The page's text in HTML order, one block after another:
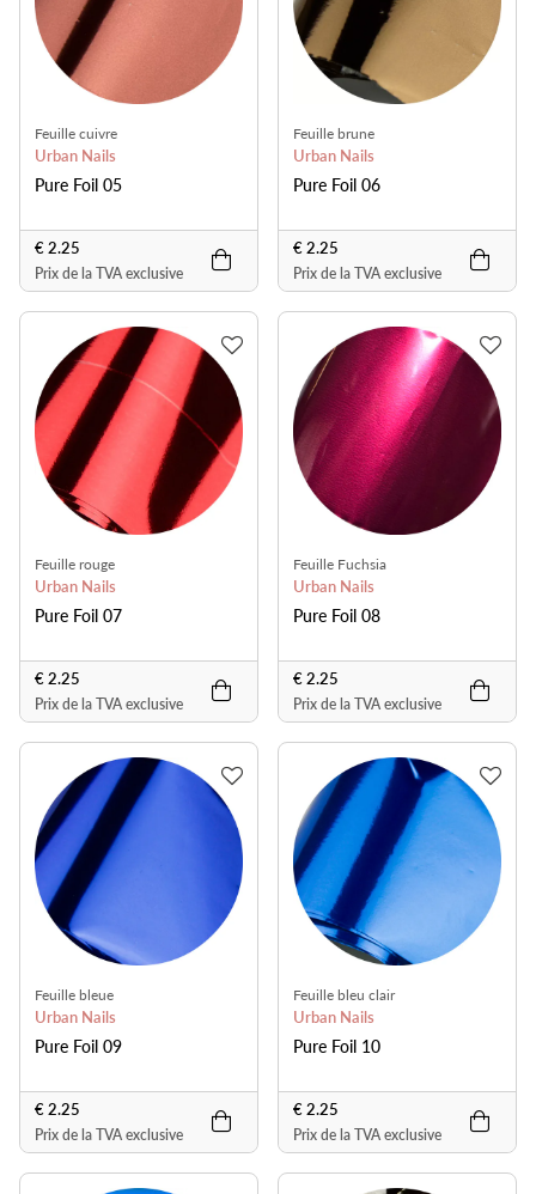
Feuille cuivre
Urban Nails
Pure Foil 05
€ 2.25
Prix de la TVA exclusive
Feuille brune
Urban Nails
Pure Foil 06
€ 2.25
Prix de la TVA exclusive
Feuille rouge
Urban Nails
Pure Foil 07
€ 2.25
Prix de la TVA exclusive
Feuille Fuchsia
Urban Nails
Pure Foil 08
€ 2.25
Prix de la TVA exclusive
Feuille bleue
Urban Nails
Pure Foil 09
€ 2.25
Prix de la TVA exclusive
Feuille bleu clair
Urban Nails
Pure Foil 10
€ 2.25
Prix de la TVA exclusive